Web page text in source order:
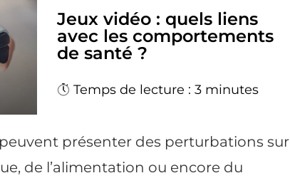
Jeux vidéo : quels liens
avec les comportements
de santé ?
Temps de lecture : 3 minutes
présenter des perturbations sur
de l’alimentation ou encore du